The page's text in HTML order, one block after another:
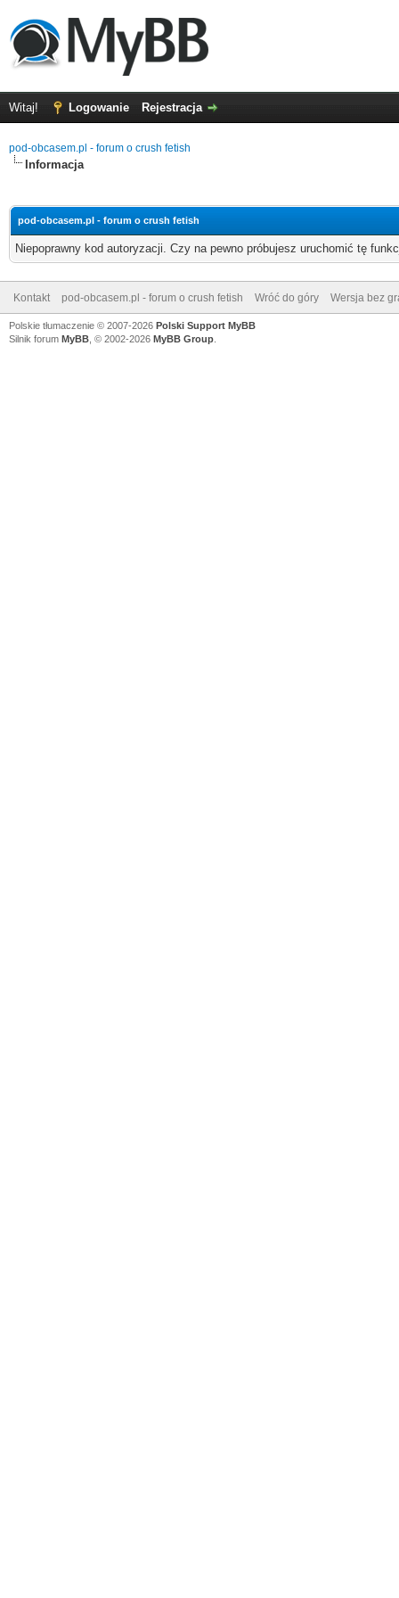
Witaj! Logowanie Rejestracja
pod-obcasem.pl - forum o crush fetish
Informacja
pod-obcasem.pl - forum o crush fetish
Niepoprawny kod autoryzacji. Czy na pewno próbujesz uruchomić tę
Kontakt pod-obcasem.pl - forum o crush fetish Wróć do góry Wersja bez
Polskie tłumaczenie © 2007-2026 Polski Support MyBB
Silnik forum MyBB , © 2002-2026 MyBB Group